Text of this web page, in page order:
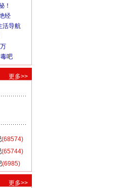
！
经
活导航
吧
更多>>
(68574)
(65744)
(6985)
更多>>